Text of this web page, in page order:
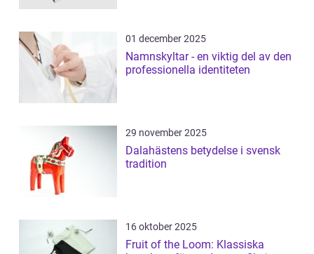
01 december 2025
Namnskyltar - en viktig del av den
professionella identiteten
29 november 2025
Dalahästens betydelse i svensk
tradition
16 oktober 2025
Fruit of the Loom: Klassiska